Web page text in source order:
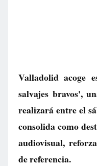
Valladolid acoge
salvajes bravos',
realizará entre el
consolida como
audiovisual,
de referencia.